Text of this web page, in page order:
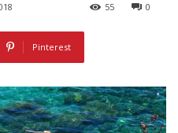
0
55
Pinterest